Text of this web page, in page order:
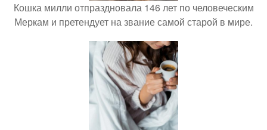
Кошка милли отпраздновала 146 лет по человеческим
Меркам и претендует на звание самой старой в мире.